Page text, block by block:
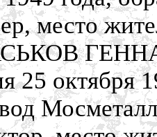
место
25 октября